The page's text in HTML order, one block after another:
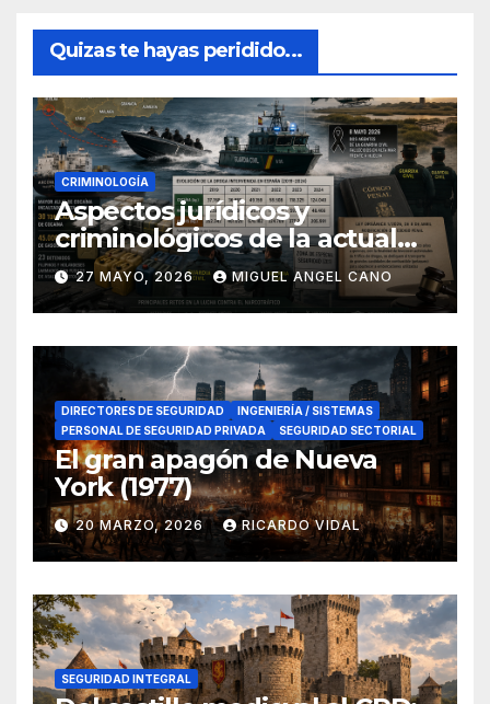
Quizas te hayas peridido...
CRIMINOLOGÍA
Aspectos jurídicos y
criminológicos de la actual
lucha contra el narcotráfico
en el sur de España
27 MAYO, 2026 MIGUEL ANGEL CANO
DIRECTORES DE SEGURIDAD
INGENIERÍA / SISTEMAS
PERSONAL DE SEGURIDAD PRIVADA
SEGURIDAD SECTORIAL
El gran apagón de Nueva
York (1977)
20 MARZO, 2026 RICARDO VIDAL
SEGURIDAD INTEGRAL